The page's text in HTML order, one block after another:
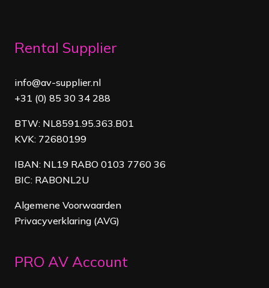
Rental Supplier
info@av-supplier.nl
+31 (0) 85 30 34 288
BTW: NL8591.95.363.B01
KVK: 72680199
IBAN: NL19 RABO 0103 7760 36
BIC: RABONL2U
Algemene Voorwaarden
Privacyverklaring (AVG)
PRO AV Account